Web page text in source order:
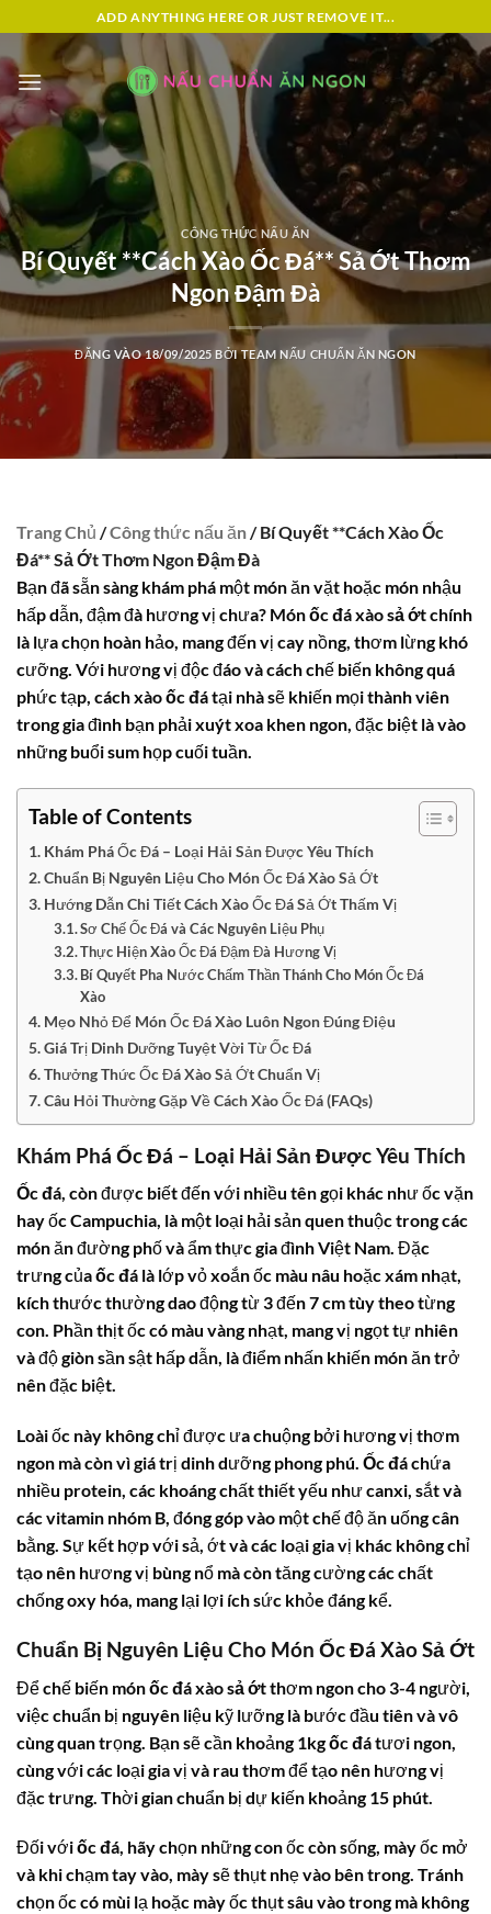
qua
nội
dung
ADD ANYTHING HERE OR JUST REMOVE IT...
CÔNG THỨC NẤU ĂN
Bí Quyết **Cách Xào Ốc Đá** Sả Ớt Thơm
Ngon Đậm Đà
ĐĂNG VÀO18/09/2025 BỞITEAM NẤU CHUẨN ĂN NGON
Trang Chủ /Công thức nấu ăn/ Bí Quyết **Cách Xào Ốc
Đá** Sả Ớt Thơm Ngon Đậm Đà
Bạn đã sẵn sàng khám phá một món ăn vặt hoặc món nhậu
hấp dẫn, đậm đà hương vị chưa? Mónốc đá xào sả ớtchính
là lựa chọn hoàn hảo, mang đến vị cay nồng, thơm lừng khó
cưỡng. Với hương vị độc đáo và cách chế biến không quá
phức tạp, cách xào ốc đátại nhà sẽ khiến mọi thành viên
trong gia đình bạn phải xuýt xoa khen ngon, đặc biệt là vào
những buổi sum họp cuối tuần.
Table of Contents
Khám Phá Ốc Đá – Loại Hải Sản Được Yêu Thích
Chuẩn Bị Nguyên Liệu Cho Món Ốc Đá Xào Sả Ớt
Hướng Dẫn Chi Tiết Cách Xào Ốc Đá Sả Ớt Thấm Vị
Sơ Chế Ốc Đá và Các Nguyên Liệu Phụ
Thực Hiện Xào Ốc Đá Đậm Đà Hương Vị
Bí Quyết Pha Nước Chấm Thần Thánh Cho Món Ốc Đá
Xào
Mẹo Nhỏ Để Món Ốc Đá Xào Luôn Ngon Đúng Điệu
Giá Trị Dinh Dưỡng Tuyệt Vời Từ Ốc Đá
Thưởng Thức Ốc Đá Xào Sả Ớt Chuẩn Vị
Câu Hỏi Thường Gặp Về Cách Xào Ốc Đá (FAQs)
Khám Phá Ốc Đá – Loại Hải Sản Được Yêu Thích
Ốc đá, còn được biết đến với nhiều tên gọi khác như ốc vặn
hay ốc Campuchia, là một loại hải sản quen thuộc trong các
món ăn đường phố và ẩm thực gia đình Việt Nam. Đặc
trưng củaốc đá là lớp vỏ xoắn ốc màu nâu hoặc xám nhạt,
kích thước thường dao động từ 3 đến 7 cm tùy theo từng
con. Phần thịt ốc có màu vàng nhạt, mang vị ngọt tự nhiên
và độ giòn sần sật hấp dẫn, là điểm nhấn khiến món ăn trở
nên đặc biệt.
Loài ốc này không chỉ được ưa chuộng bởi hương vị thơm
ngon mà còn vì giá trị dinh dưỡng phong phú. Ốc đáchứa
nhiều protein, các khoáng chất thiết yếu như canxi, sắt và
các vitamin nhóm B, đóng góp vào một chế độ ăn uống cân
bằng. Sự kết hợp với sả, ớt và các loại gia vị khác không chỉ
tạo nên hương vị bùng nổ mà còn tăng cường các chất
chống oxy hóa, mang lại lợi ích sức khỏe đáng kể.
Chuẩn Bị Nguyên Liệu Cho Món Ốc Đá Xào Sả Ớt
Để chế biến mónốc đá xào sả ớtthơm ngon cho 3-4 người,
việc chuẩn bị nguyên liệu kỹ lưỡng là bước đầu tiên và vô
cùng quan trọng. Bạn sẽ cần khoảng 1kgốc đátươi ngon,
cùng với các loại gia vị và rau thơm để tạo nên hương vị
đặc trưng. Thời gian chuẩn bị dự kiến khoảng 15 phút.
Đối vớiốc đá, hãy chọn những con ốc còn sống, mày ốc mở
và khi chạm tay vào, mày sẽ thụt nhẹ vào bên trong. Tránh
chọn ốc có mùi lạ hoặc mày ốc thụt sâu vào trong mà không